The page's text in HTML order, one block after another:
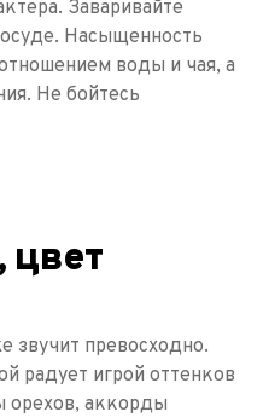
Заваривайте
Насыщенность
воды и чая, а
Не бойтесь
цвет
превосходно.
радует игрой оттенков
орехов, аккорды